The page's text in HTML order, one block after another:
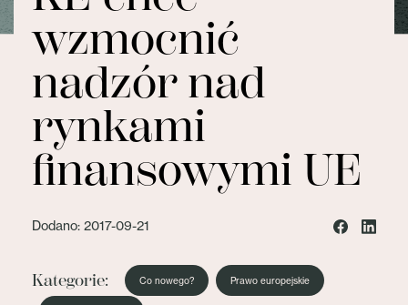
wzmocnić
nadzór nad
rynkami
finansowymi UE
Dodano: 2017-09-21
Kategorie: Co nowego? Prawo europejskie